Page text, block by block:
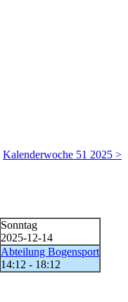
Kalenderwoche 51 2025 >
Sonntag
2025-12-14
Abteilung Bogensport
14:12 - 18:12